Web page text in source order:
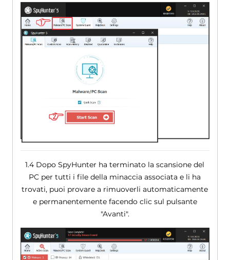
1.4 Dopo SpyHunter ha terminato la scansione del
PC per tutti i file della minaccia associata e li ha
trovati, puoi provare a rimuoverli automaticamente
e permanentemente facendo clic sul pulsante
"Avanti".